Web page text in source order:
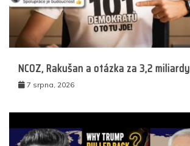
NCOZ, Rakušan a otázka za 3,2 miliardy
7 srpna, 2026